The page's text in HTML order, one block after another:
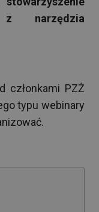
z narzędzia
członkami PZŻ
typu webinary